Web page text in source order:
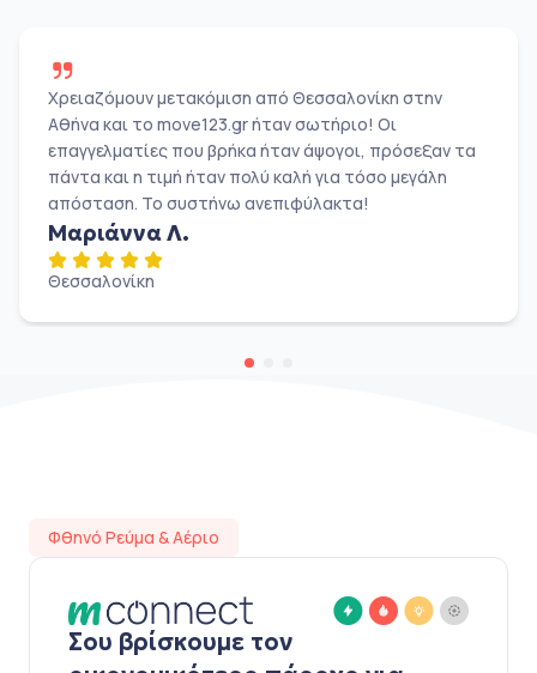
Χρειαζόμουν μετακόμιση από Θεσσαλονίκη στην
Αθήνα και το move123.gr ήταν σωτήριο! Οι
επαγγελματίες που βρήκα ήταν άψογοι, πρόσεξαν τα
πάντα και η τιμή ήταν πολύ καλή για τόσο μεγάλη
απόσταση. Το συστήνω ανεπιφύλακτα!
Μαριάννα Λ.
Θεσσαλονίκη
Φθηνό Ρεύμα & Αέριο
Σου βρίσκουμε τον